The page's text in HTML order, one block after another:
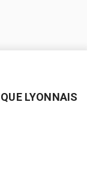
LYONNAIS